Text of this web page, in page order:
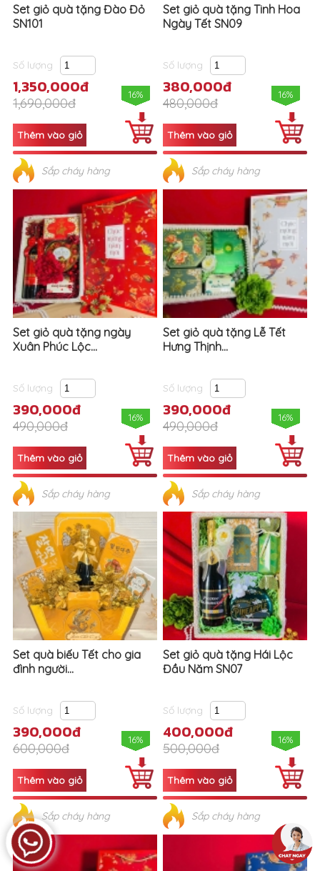
Set giỏ quà tặng Đào Đỏ
SN101
Số lượng
1,350,000đ
1,690,000đ
16%
Sắp cháy hàng
Set giỏ quà tặng Tinh Hoa
Ngày Tết SN09
Số lượng
380,000đ
480,000đ
16%
Sắp cháy hàng
Set giỏ quà tặng ngày
Xuân Phúc Lộc...
Số lượng
390,000đ
490,000đ
16%
Sắp cháy hàng
Set giỏ quà tặng Lễ Tết
Hưng Thịnh...
Số lượng
390,000đ
490,000đ
16%
Sắp cháy hàng
Set quà biếu Tết cho gia
đình người...
Số lượng
390,000đ
600,000đ
16%
Sắp cháy hàng
Set giỏ quà tặng Hái Lộc
Đầu Năm SN07
Số lượng
400,000đ
500,000đ
16%
Sắp cháy hàng